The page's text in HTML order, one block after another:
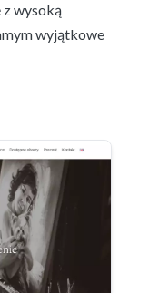
z wysoką
wyjątkowe